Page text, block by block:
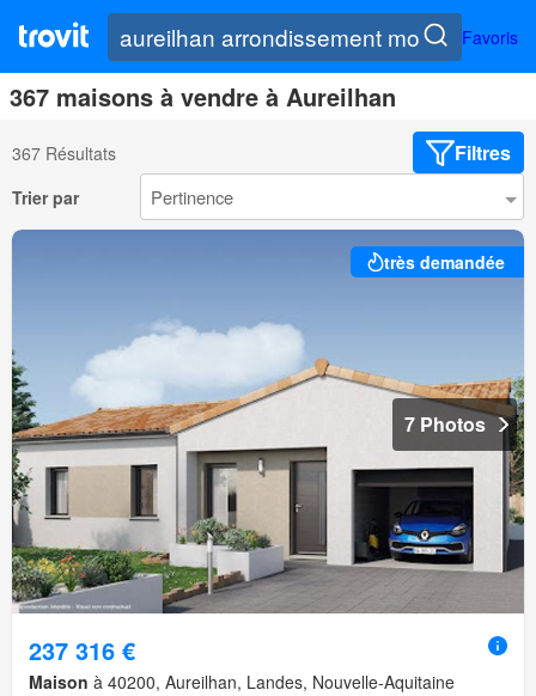
Favoris
367 maisons à vendre à Aureilhan
367 Résultats Filtres
Trier par
très demandée
7 Photos
237 316 €
Maison à 40200, Aureilhan, Landes, Nouvelle-Aquitaine